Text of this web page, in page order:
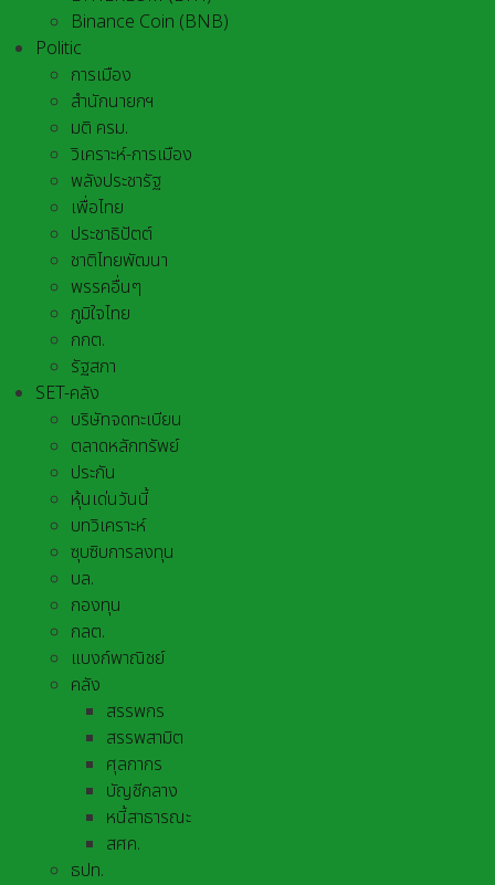
Binance Coin (BNB)
Politic
การเมือง
สำนักนายกฯ
มติ ครม.
วิเคราะห์-การเมือง
พลังประชารัฐ
เพื่อไทย
ประชาธิปัตต์
ชาติไทยพัฒนา
พรรคอื่นๆ
ภูมิใจไทย
กกต.
รัฐสภา
SET-คลัง
บริษัทจดทะเบียน
ตลาดหลักทรัพย์
ประกัน
หุ้นเด่นวันนี้
บทวิเคราะห์
ซุบซิบการลงทุน
บล.
กองทุน
กลต.
แบงก์พาณิชย์
คลัง
สรรพกร
สรรพสามิต
ศุลกากร
บัญชีกลาง
หนี้สาธารณะ
สศค.
ธปท.